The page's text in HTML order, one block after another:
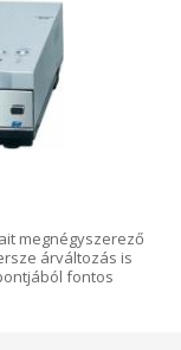
megnégyszerező
árváltozás is
fontos